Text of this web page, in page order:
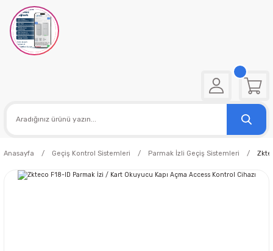
Anasayfa Geçiş Kontrol Sistemleri Parmak İzli Geçiş Sistemleri